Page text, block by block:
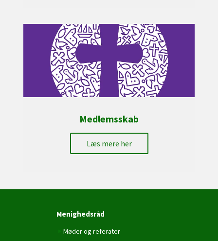
Medlemsskab
Læs mere her
Menighedsråd
Møder og referater